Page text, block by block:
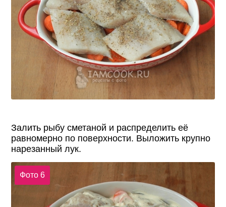
Залить рыбу сметаной и распределить её
равномерно по поверхности. Выложить крупно
нарезанный лук.
Фото 6